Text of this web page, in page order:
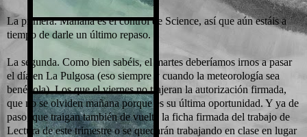
La primera. Mañana es el control de Science, así que aún estáis a
tiempo de darle un último repaso.
La segunda. Como bien sabéis, el martes deberíamos irnos a pasar
el día en La Pulgosa (eso siempre y cuando la meteorología sea
benévola). Los que el viernes no trajeran la autorización firmada,
que no se olviden mañana porque es su última oportunidad. Y ya de
paso, que traigan también de vuelta la ficha firmada del trabajo de
Lectura de este trimestre o se quedarán trabajando en clase en lugar